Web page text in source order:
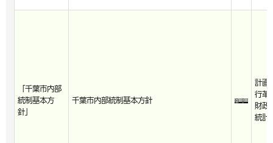
「千葉市内部
統制基本方
針」
千葉市内部統制基本方針
計画
行革
財政
統計